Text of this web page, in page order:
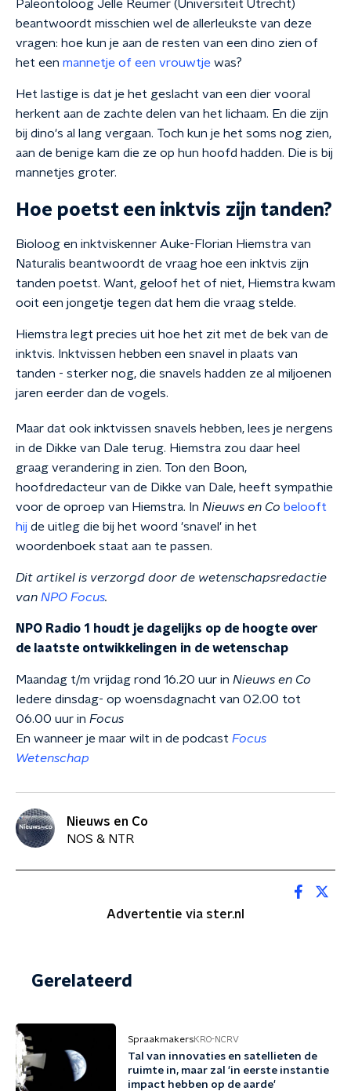
Paleontoloog Jelle Reumer (Universiteit Utrecht)
beantwoordt misschien wel de allerleukste van deze
vragen: hoe kun je aan de resten van een dino zien of
het een mannetje of een vrouwtje was?
Het lastige is dat je het geslacht van een dier vooral
herkent aan de zachte delen van het lichaam. En die zijn
bij dino's al lang vergaan. Toch kun je het soms nog zien,
aan de benige kam die ze op hun hoofd hadden. Die is bij
mannetjes groter.
Hoe poetst een inktvis zijn tanden?
Bioloog en inktviskenner Auke-Florian Hiemstra van
Naturalis beantwoordt de vraag hoe een inktvis zijn
tanden poetst. Want, geloof het of niet, Hiemstra kwam
ooit een jongetje tegen dat hem die vraag stelde.
Hiemstra legt precies uit hoe het zit met de bek van de
inktvis. Inktvissen hebben een snavel in plaats van
tanden - sterker nog, die snavels hadden ze al miljoenen
jaren eerder dan de vogels.
Maar dat ook inktvissen snavels hebben, lees je nergens
in de Dikke van Dale terug. Hiemstra zou daar heel
graag verandering in zien. Ton den Boon,
hoofdredacteur van de Dikke van Dale, heeft sympathie
voor de oproep van Hiemstra. In Nieuws en Co belooft
hij de uitleg die bij het woord 'snavel' in het
woordenboek staat aan te passen.
Dit artikel is verzorgd door de wetenschapsredactie
van NPO Focus.
NPO Radio 1 houdt je dagelijks op de hoogte over
de laatste ontwikkelingen in de wetenschap
Maandag t/m vrijdag rond 16.20 uur in Nieuws en Co
Iedere dinsdag- op woensdagnacht van 02.00 tot
06.00 uur in Focus
En wanneer je maar wilt in de podcast Focus
Wetenschap
Nieuws en Co
NOS & NTR
Advertentie via ster.nl
Gerelateerd
SpraakmakersKRO-NCRV
Tal van innovaties en satellieten de
ruimte in, maar zal 'in eerste instantie
impact hebben op de aarde'